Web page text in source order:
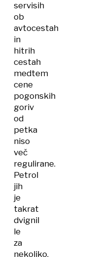
servisih
ob
avtocestah
in
hitrih
cestah
medtem
cene
pogonskih
goriv
od
petka
niso
več
regulirane.
Petrol
jih
je
takrat
dvignil
le
za
nekoliko,